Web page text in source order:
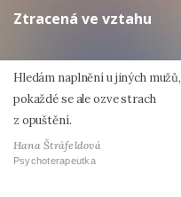
Ztracená ve vztahu
Hledám naplnění u jiných mužů,
pokaždé se ale ozve strach
z opuštění.
Hana Štráfeldová
Psychoterapeutka